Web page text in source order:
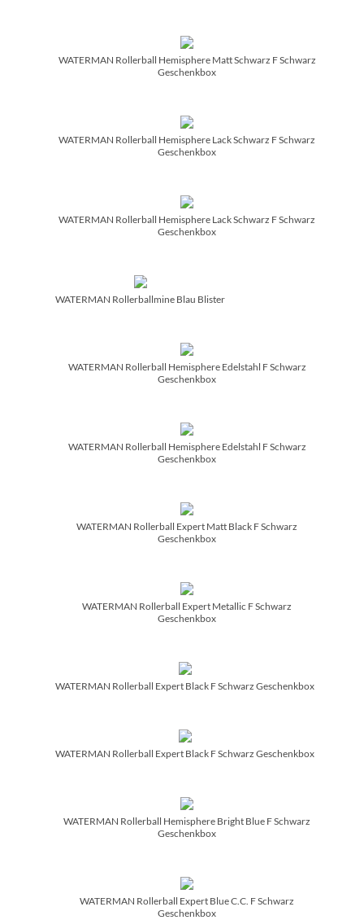
WATERMAN Rollerball Hemisphere Matt Schwarz F Schwarz
Geschenkbox
WATERMAN Rollerball Hemisphere Lack Schwarz F Schwarz
Geschenkbox
WATERMAN Rollerball Hemisphere Lack Schwarz F Schwarz
Geschenkbox
WATERMAN Rollerballmine Blau Blister
WATERMAN Rollerball Hemisphere Edelstahl F Schwarz
Geschenkbox
WATERMAN Rollerball Hemisphere Edelstahl F Schwarz
Geschenkbox
WATERMAN Rollerball Expert Matt Black F Schwarz
Geschenkbox
WATERMAN Rollerball Expert Metallic F Schwarz
Geschenkbox
WATERMAN Rollerball Expert Black F Schwarz Geschenkbox
WATERMAN Rollerball Expert Black F Schwarz Geschenkbox
WATERMAN Rollerball Hemisphere Bright Blue F Schwarz
Geschenkbox
WATERMAN Rollerball Expert Blue C.C. F Schwarz
Geschenkbox